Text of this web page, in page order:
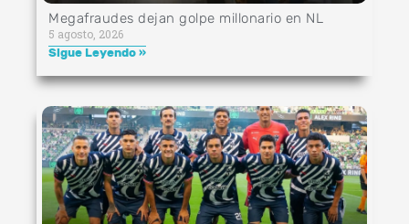
Megafraudes dejan golpe millonario en NL
5 agosto, 2026
Sigue Leyendo »